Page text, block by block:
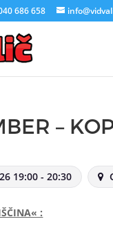
686 658
–
19:00 - 20:30
: